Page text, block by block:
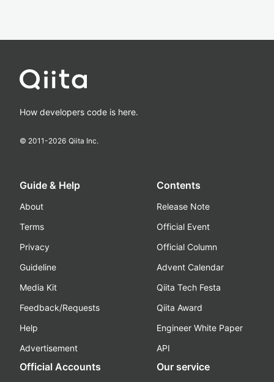
How developers code is here.
© 2011-2026 Qiita Inc.
Guide & Help
About
Terms
Privacy
Guideline
Media Kit
Feedback/Requests
Help
Advertisement
Contents
Release Note
Official Event
Official Column
Advent Calendar
Qiita Tech Festa
Qiita Award
Engineer White Paper
API
Official Accounts Our service